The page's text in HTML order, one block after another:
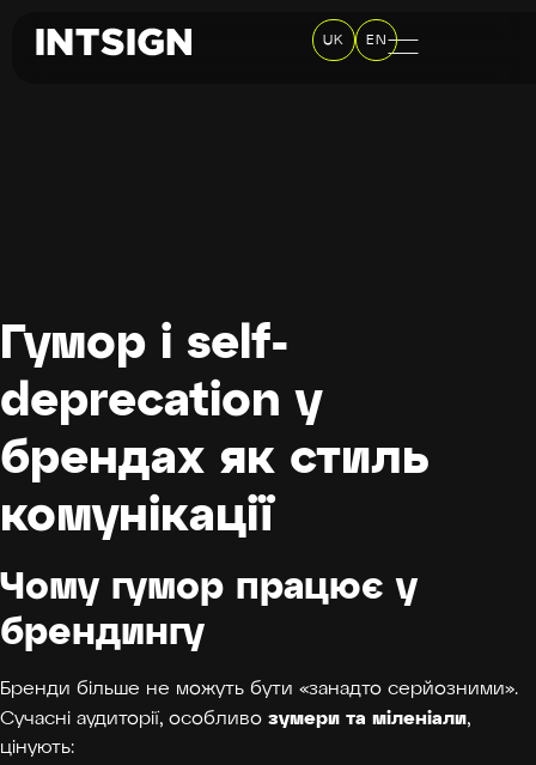
UK EN
Гумор і self-
deprecation у
брендах як стиль
комунікації
Чому гумор працює у
брендингу
Бренди більше не можуть бути «занадто серйозними».
Сучасні аудиторії, особливо зумери та міленіали,
цінують: